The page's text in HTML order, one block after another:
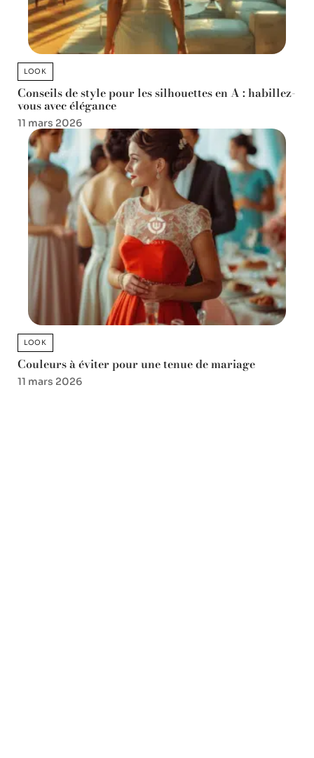
LOOK
Conseils de style pour les silhouettes en A : habillez-
vous avec élégance
11 mars 2026
LOOK
Couleurs à éviter pour une tenue de mariage
11 mars 2026